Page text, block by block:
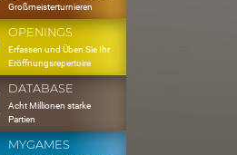
Großmeisterturnieren
OPENINGS
Erfassen und Üben Sie Ihr
Eröffnungsrepertoire
DATABASE
Acht Millionen starke
Partien
MYGAMES